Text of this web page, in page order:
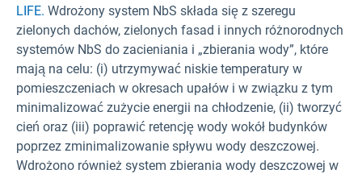
LIFE. Wdrożony system NbS składa się z szeregu
zielonych dachów, zielonych fasad i innych różnorodnych
systemów NbS do zacieniania i „zbierania wody”, które
mają na celu: (i) utrzymywać niskie temperatury w
pomieszczeniach w okresach upałów i w związku z tym
minimalizować zużycie energii na chłodzenie, (ii) tworzyć
cień oraz (iii) poprawić retencję wody wokół budynków
poprzez zminimalizowanie spływu wody deszczowej.
Wdrożono również system zbierania wody deszczowej w